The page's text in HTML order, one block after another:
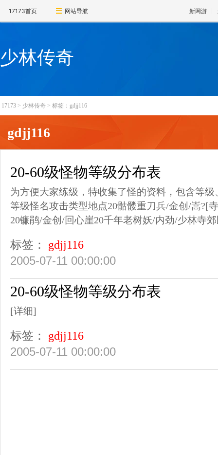
17173首页 网站导航 新网游
少林传奇
17173 > 少林传奇 > 标签：gdjj116
gdjj116
20-60级怪物等级分布表
为方便大家练级，特收集了怪的资料，包含等
等级怪名攻击类型地点20骷髅重刀兵/金创/嵩?[
20镰鹃/金创/回心崖20千年老树妖/内劲/少林寺
标签：
gdjj116
2005-07-11 00:00:00
20-60级怪物等级分布表
[详细]
标签：
gdjj116
2005-07-11 00:00:00